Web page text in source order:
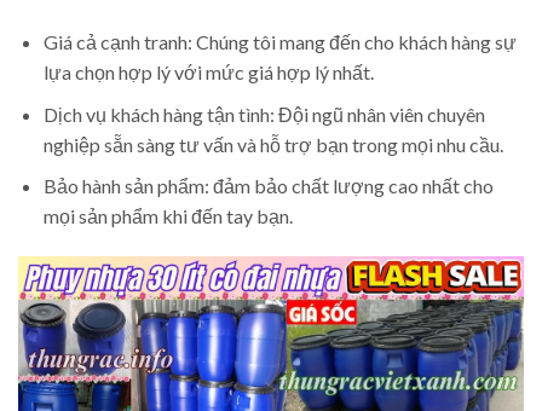
Giá cả cạnh tranh: Chúng tôi mang đến cho khách hàng sự
lựa chọn hợp lý với mức giá hợp lý nhất.
Dịch vụ khách hàng tận tình: Đội ngũ nhân viên chuyên
nghiệp sẵn sàng tư vấn và hỗ trợ bạn trong mọi nhu cầu.
Bảo hành sản phẩm: đảm bảo chất lượng cao nhất cho
mọi sản phẩm khi đến tay bạn.